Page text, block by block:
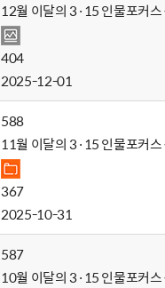
12월 이달의 3·15 인물포커
404
2025-12-01
588
11월 이달의 3·15 인물포커
367
2025-10-31
587
10월 이달의 3·15 인물포커